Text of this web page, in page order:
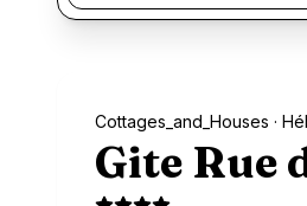
Cottages_and_Houses ·
Gite Rue